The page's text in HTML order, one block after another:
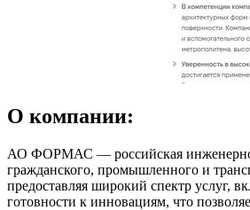
О компании:
АО ФОРМАС — российская инженерно-
гражданского, промышленного и
предоставляя широкий спектр услуг,
готовности к инновациям, что